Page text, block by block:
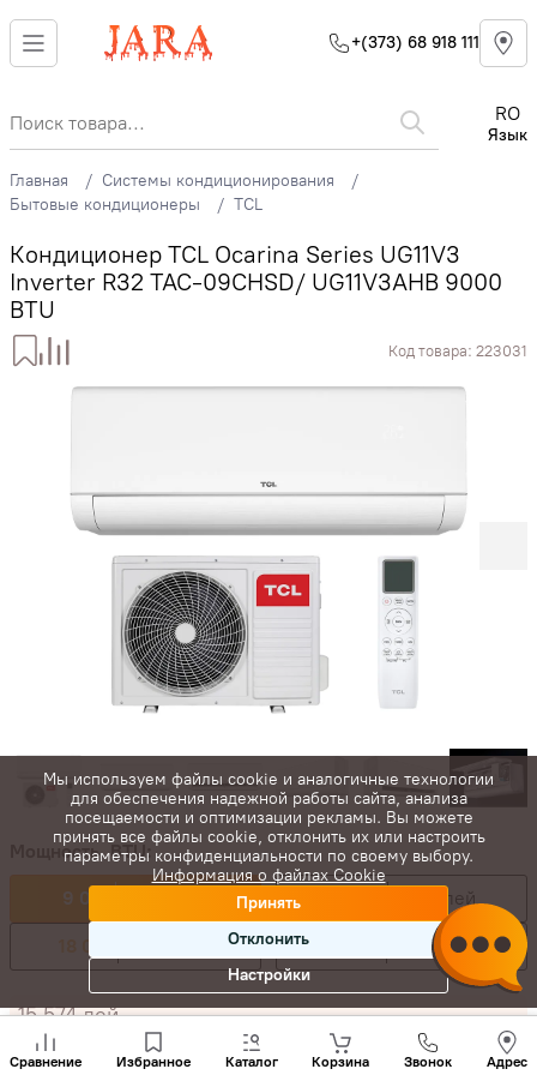
+(373) 68 918 111
RO
Язык
Главная
Системы кондиционирования
Бытовые кондиционеры
TCL
Кондиционер TCL Ocarina Series UG11V3
Inverter R32 TAC-09CHSD/ UG11V3AHB 9000
BTU
Код товара: 223031
Мощность, BTU:
9 000 11 347 лей
19 584 лей
15 574лей
10 382 лей +
Сравнение Избранное Каталог Корзина Звонок Адрес
нам
+(373)
Мы используем файлы cookie и аналогичные технологии
для обеспечения надежной работы сайта, анализа
посещаемости и оптимизации рекламы. Вы можете
принять все файлы cookie, отклонить их или настроить
параметры конфиденциальности по своему выбору.
Информация о файлах Cookie
Принять
Отклонить
Настройки